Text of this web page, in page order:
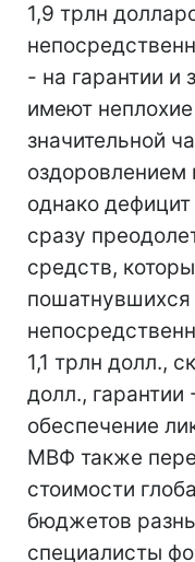
1,9 трлн
- на гарантии и
имеют
значительной
оздоровлением
однако
сразу
средств,
пошатнувшихся
1,1 трлн долл.,
долл., гарантии
обеспечение
МВФ также
стоимости
бюджетов
специалисты